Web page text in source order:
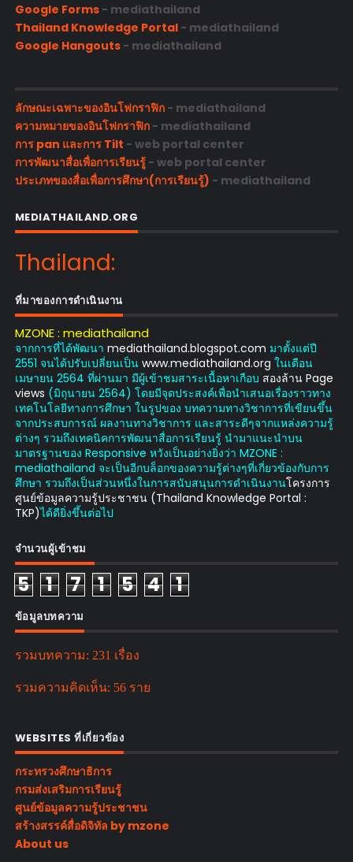
Google Forms- mediathailand
Thailand Knowledge Portal- mediathailand
Google Hangouts- mediathailand
ลักษณะเฉพาะของอินโฟกราฟิก- mediathailand
ความหมายของอินโฟกราฟิก- mediathailand
การ pan และการ Tilt - web portal center
การพัฒนาสื่อเพื่อการเรียนรู้- web portal center
ประเภทของสื่อเพื่อการศึกษา(การเรียนรู้) - mediathailand
MEDIATHAILAND.ORG
Thailand:
ที่มาของการดำเนินงาน
MZONE : mediathailand
จากการที่ได้พัฒนา mediathailand.blogspot.com มาตั้งแต่ปี
2551 จนได้ปรับเปลี่ยนเป็น www.mediathailand.org ในเดือน
เมษายน 2564 ที่ผ่านมา มีผู้เข้าชมสาระเนื้อหาเกือบ สองล้าน Page
views (มิถุนายน 2564) โดยมีจุดประสงค์เพื่อนำเสนอเรื่องราวทาง
เทคโนโลยีทางการศึกษา ในรูปของ บทความทางวิชาการที่เขียนขึ้น
จากประสบการณ์ ผลงานทางวิชาการ และสาระดีๆจากแหล่งความรู้
ต่างๆ รวมถึงเทคนิคการพัฒนาสื่อการเรียนรู้ นำมาแนะนำบน
มาตรฐานของ Responsive หวังเป็นอย่างยิ่งว่า MZONE :
mediathailand จะเป็นอีกบล็อกของความรู้ต่างๆที่เกี่ยวข้องกับการ
ศึกษา รวมถึงเป็นส่วนหนึ่งในการสนับสนุนการดำเนินงานโครงการ
ศูนย์ข้อมูลความรู้ประชาชน (Thailand Knowledge Portal :
TKP)ได้ดียิ่งขึ้นต่อไป
จำนวนผู้เข้าชม
5 1 7 1 5 4 1
ข้อมูลบทความ
รวมบทความ: 231 เรื่อง
รวมความคิดเห็น: 56 ราย
WEBSITES ที่เกี่ยวข้อง
กระทรวงศึกษาธิการ
กรมส่งเสริมการเรียนรู้
ศูนย์ข้อมูลความรู้ประชาชน
สร้างสรรค์สื่อดิจิทัล by mzone
About us